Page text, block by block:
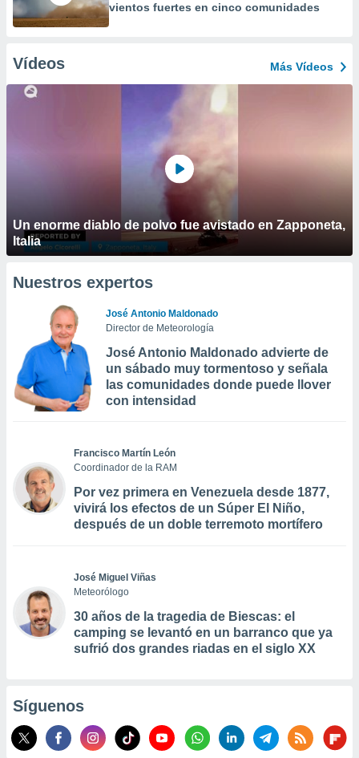
vientos fuertes en cinco comunidades
Vídeos Más Vídeos
Un enorme diablo de polvo fue avistado en Zapponeta,
Italia
Nuestros expertos
José Antonio Maldonado
Director de Meteorología
José Antonio Maldonado advierte de
un sábado muy tormentoso y señala
las comunidades donde puede llover
con intensidad
Francisco Martín León
Coordinador de la RAM
Por vez primera en Venezuela desde 1877,
vivirá los efectos de un Súper El Niño,
después de un doble terremoto mortífero
José Miguel Viñas
Meteorólogo
30 años de la tragedia de Biescas: el
camping se levantó en un barranco que ya
sufrió dos grandes riadas en el siglo XX
Síguenos